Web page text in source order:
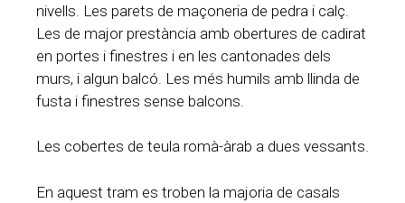
nivells. Les parets de maçoneria de pedra i calç.
Les de major prestància amb obertures de cadirat
en portes i finestres i en les cantonades dels
murs, i algun balcó. Les més humils amb llinda de
fusta i finestres sense balcons.
Les cobertes de teula romà-àrab a dues vessants.
En aquest tram es troben la majoria de casals